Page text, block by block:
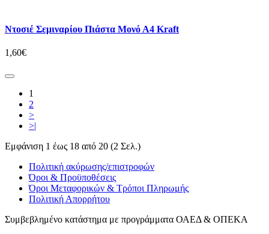
Ντοσιέ Σεμιναρίου Πιάστα Μονό Α4 Kraft
1,60€
1
2
>
>|
Εμφάνιση 1 έως 18 από 20 (2 Σελ.)
Πολιτική ακύρωσης/επιστροφών
Όροι & Προϋποθέσεις
Όροι Μεταφορικών & Τρόποι Πληρωμής
Πολιτική Απορρήτου
Συμβεβλημένο κατάστημα με προγράμματα ΟΑΕΔ & ΟΠΕΚΑ